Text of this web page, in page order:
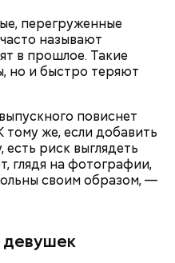
перегруженные
называют
в прошлое. Такие
но и быстро теряют
повиснет
же, если добавить
риск выглядеть
глядя на фотографии,
своим образом, —
девушек
По вкусу
Сверху блюдо
и отправляют в